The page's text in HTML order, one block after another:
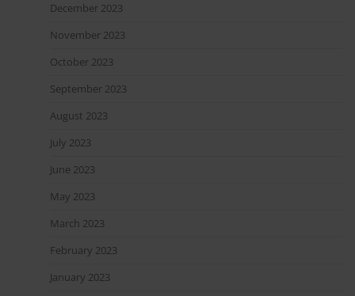
December 2023
November 2023
October 2023
September 2023
August 2023
July 2023
June 2023
May 2023
March 2023
February 2023
January 2023